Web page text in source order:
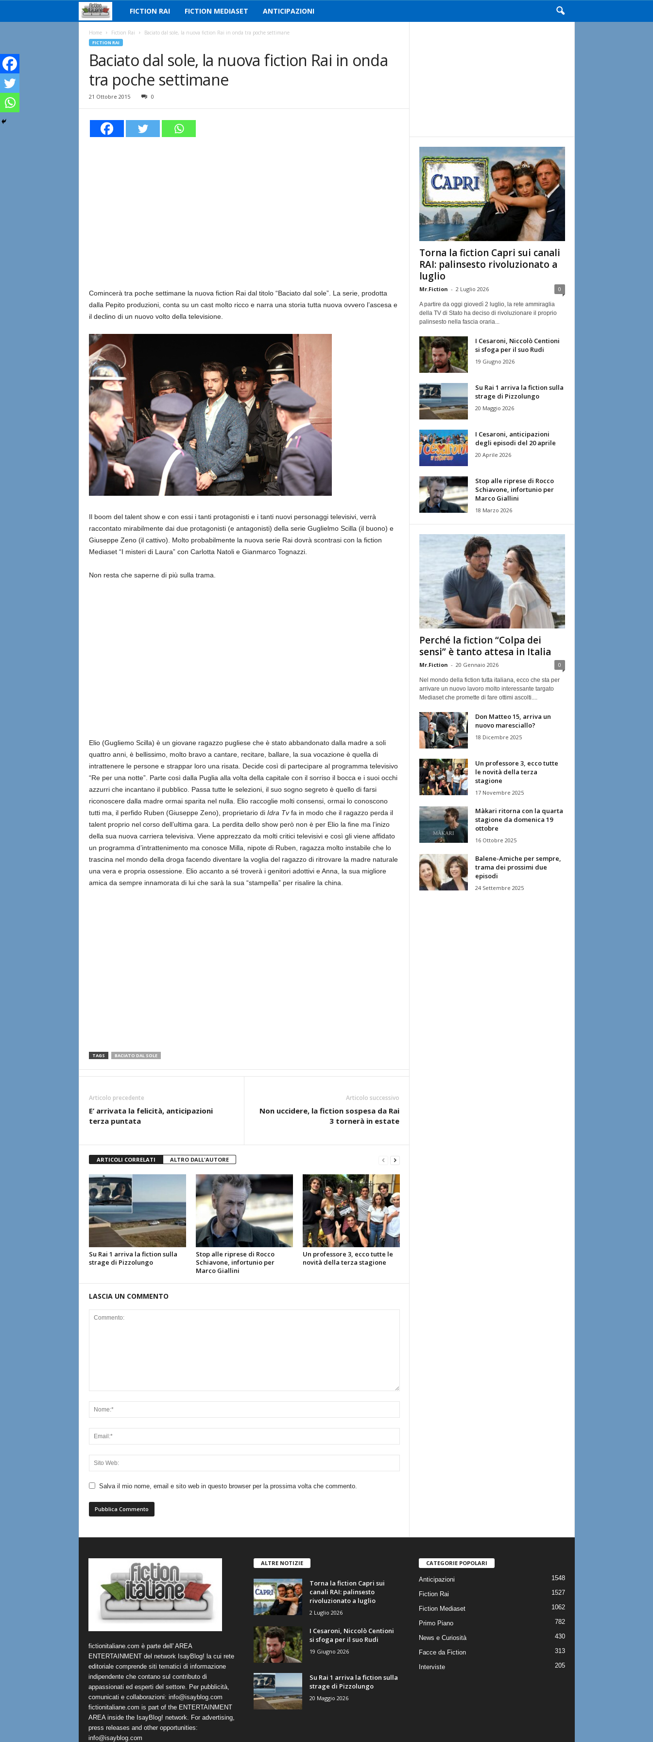
i
i
n
FICTION RAI FICTION MEDIASET ANTICIPAZIONI
Home Fiction Rai Baciato dal sole, la nuova fiction Rai in onda tra poche settimane
FICTION RAI
Baciato dal sole, la nuova fiction Rai in onda
tra poche settimane
21 Ottobre 2015 0
Comincerà tra poche settimane la nuova fiction Rai dal titolo “Baciato dal sole”. La serie, prodotta
dalla Pepito produzioni, conta su un cast molto ricco e narra una storia tutta nuova ovvero l’ascesa e
il declino di un nuovo volto della televisione.
Il boom del talent show e con essi i tanti protagonisti e i tanti nuovi personaggi televisivi, verrà
raccontato mirabilmente dai due protagonisti (e antagonisti) della serie Guglielmo Scilla (il buono) e
Giuseppe Zeno (il cattivo). Molto probabilmente la nuova serie Rai dovrà scontrasi con la fiction
Mediaset “I misteri di Laura” con Carlotta Natoli e Gianmarco Tognazzi.
Non resta che saperne di più sulla trama.
Elio (Gugliemo Scilla) è un giovane ragazzo pugliese che è stato abbandonato dalla madre a soli
quattro anni, è bellissimo, molto bravo a cantare, recitare, ballare, la sua vocazione è quella di
intrattenere le persone e strappar loro una risata. Decide così di partecipare al programma televisivo
“Re per una notte”. Parte così dalla Puglia alla volta della capitale con il sorriso il bocca e i suoi occhi
azzurri che incantano il pubblico. Passa tutte le selezioni, il suo sogno segreto è quello di farsi
riconoscere dalla madre ormai sparita nel nulla. Elio raccoglie molti consensi, ormai lo conoscono
tutti ma, il perfido Ruben (Giuseppe Zeno), proprietario diIdra Tvfa in modo che il ragazzo perda il
talent proprio nel corso dell’ultima gara. La perdita dello show però non è per Elio la fine ma l’inizo
della sua nuova carriera televisiva. Viene apprezzato da molti critici televisivi e così gli viene affidato
un programma d’intrattenimento ma conosce Milla, nipote di Ruben, ragazza molto instabile che lo
trascina nel mondo della droga facendo diventare la voglia del ragazzo di ritrovare la madre naturale
una vera e propria ossessione. Elio accanto a sé troverà i genitori adottivi e Anna, la sua migliore
amica da sempre innamorata di lui che sarà la sua “stampella” per risalire la china.
TAGS BACIATO DAL SOLE
Articolo precedente
E’ arrivata la felicità, anticipazioni
terza puntata
Articolo successivo
Non uccidere, la fiction sospesa da Rai
3 tornerà in estate
ARTICOLI CORRELATI ALTRO DALL'AUTORE
Su Rai 1 arriva la fiction sulla
strage di Pizzolungo
Stop alle riprese di Rocco
Schiavone, infortunio per
Marco Giallini
Un professore 3, ecco tutte le
novità della terza stagione
LASCIA UN COMMENTO
Salva il mio nome, email e sito web in questo browser per la prossima volta che commento.
Torna la fiction Capri sui canali
RAI: palinsesto rivoluzionato a
luglio
Mr.Fiction - 2 Luglio 2026 0
A partire da oggi giovedì 2 luglio, la rete ammiraglia
della TV di Stato ha deciso di rivoluzionare il proprio
palinsesto nella fascia oraria...
I Cesaroni, Niccolò Centioni
si sfoga per il suo Rudi
19 Giugno 2026
Su Rai 1 arriva la fiction sulla
strage di Pizzolungo
20 Maggio 2026
I Cesaroni, anticipazioni
degli episodi del 20 aprile
20 Aprile 2026
Stop alle riprese di Rocco
Schiavone, infortunio per
Marco Giallini
18 Marzo 2026
Perché la fiction “Colpa dei
sensi” è tanto attesa in Italia
Mr.Fiction - 20 Gennaio 2026 0
Nel mondo della fiction tutta italiana, ecco che sta per
arrivare un nuovo lavoro molto interessante targato
Mediaset che promette di fare ottimi ascolti....
Don Matteo 15, arriva un
nuovo maresciallo?
18 Dicembre 2025
Un professore 3, ecco tutte
le novità della terza
stagione
17 Novembre 2025
Màkari ritorna con la quarta
stagione da domenica 19
ottobre
16 Ottobre 2025
Balene-Amiche per sempre,
trama dei prossimi due
episodi
24 Settembre 2025
fictionitaliane.com è parte dell' AREA
ENTERTAINMENT del network IsayBlog! la cui rete
editoriale comprende siti tematici di informazione
indipendente che contano sul contributo di
appassionati ed esperti del settore. Per pubblicità,
comunicati e collaborazioni: info@isayblog.com
fictionitaliane.com is part of the ENTERTAINMENT
AREA inside the IsayBlog! network. For advertising,
press releases and other opportunities:
info@isayblog.com
ALTRE NOTIZIE
Torna la fiction Capri sui
canali RAI: palinsesto
rivoluzionato a luglio
2 Luglio 2026
I Cesaroni, Niccolò Centioni
si sfoga per il suo Rudi
19 Giugno 2026
Su Rai 1 arriva la fiction sulla
strage di Pizzolungo
20 Maggio 2026
CATEGORIE POPOLARI
Anticipazioni 1548
Fiction Rai 1527
Fiction Mediaset 1062
Primo Piano 782
News e Curiosità 430
Facce da Fiction 313
Interviste 205